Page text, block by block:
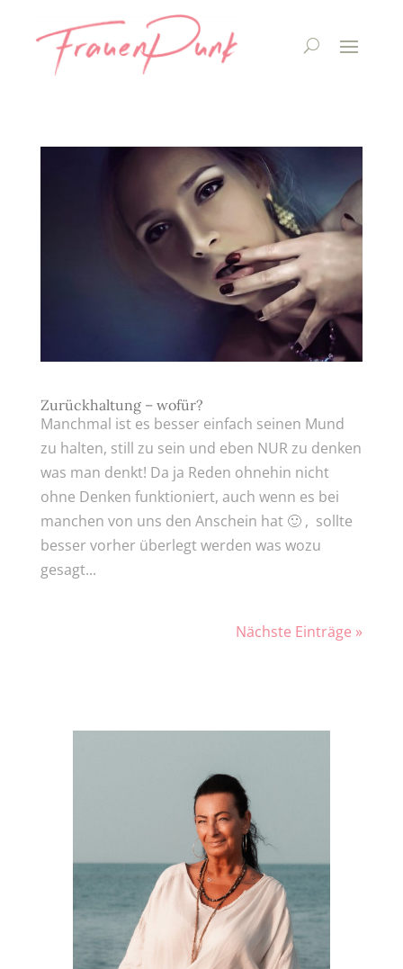
Zurückhaltung – wofür?
Manchmal ist es besser einfach seinen Mund
zu halten, still zu sein und eben NUR zu denken
was man denkt! Da ja Reden ohnehin nicht
ohne Denken funktioniert, auch wenn es bei
manchen von uns den Anschein hat 🙂 , sollte
besser vorher überlegt werden was wozu
gesagt...
Nächste Einträge »